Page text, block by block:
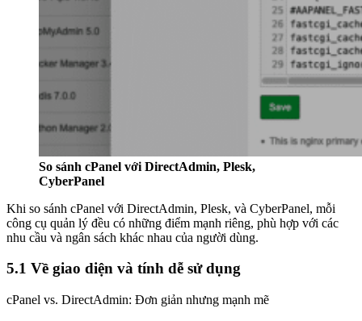
So sánh cPanel với DirectAdmin, Plesk,
CyberPanel
Khi so sánh cPanel với DirectAdmin, Plesk, và CyberPanel, mỗi
công cụ quản lý đều có những điểm mạnh riêng, phù hợp với các
nhu cầu và ngân sách khác nhau của người dùng.
5.1 Về giao diện và tính dễ sử dụng
cPanel vs. DirectAdmin: Đơn giản nhưng mạnh mẽ